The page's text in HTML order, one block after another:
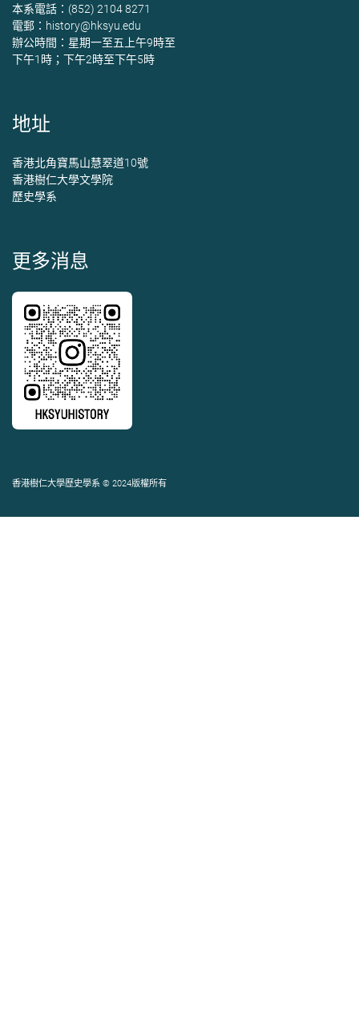
本系電話：(852) 2104 8271
電郵： history@hksyu.edu
辦公時間：星期一至五上午9時至
下午1時；下午2時至下午5時
地址
香港北角寶馬山慧翠道10號
香港樹仁大學文學院
歷史學系
更多消息
香港樹仁大學歷史學系 © 2024版權所有